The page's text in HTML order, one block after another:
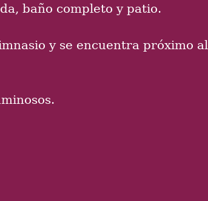
baño completo y patio.
y se encuentra próximo al